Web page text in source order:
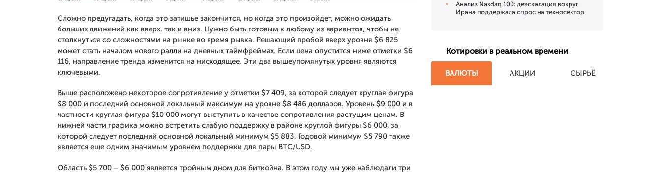
Сложно предугадать, когда это затишье закончится, но когда это произойдет, можно ожидать
больших движений как вверх, так и вниз. Нужно быть готовым к любому из вариантов, чтобы не
столкнуться со сложностями на рынке во время рывка. Решающий пробой вверх уровня $6 825
может стать началом нового ралли на дневных таймфреймах. Если цена опустится ниже отметки $6
116, направление тренда изменится на нисходящее. Эти два вышеупомянутых уровня являются
ключевыми.
Выше расположено некоторое сопротивление у отметки $7 409, за которой следует круглая фигура
$8 000 и последний основной локальный максимум на уровне $8 486 долларов. Уровень $9 000 и в
частности круглая фигура $10 000 могут выступить в качестве сопротивления растущим ценам. В
нижней части графика можно встретить слабую поддержку в районе круглой фигуры $6 000, за
которой следует последний основной локальный минимум $5 883. Годовой минимум $5 790 также
является еще одним значимым уровнем поддержки для пары BTC/USD.
Область $5 700 – $6 000 является тройным дном для биткойна. В этом году мы уже наблюдали три
Анализ Nasdaq 100: деэскалация вокруг
Ирана поддержала спрос на техносектор
Котировки в реальном времени
ВАЛЮТЫ АКЦИИ СЫРЬЁ